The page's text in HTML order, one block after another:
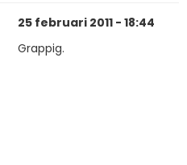
25 februari 2011 - 18:44
Grappig.